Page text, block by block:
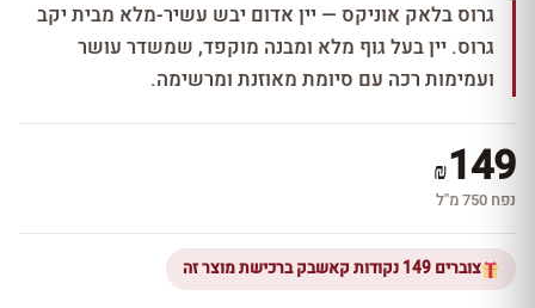
גרוס בלאק אוניקס — יין אדום יבש עשיר-מלא מבית יקב
גרוס. יין בעל גוף מלא ומבנה מוקפד, שמשדר עושר
ועמימות רכה עם סיומת מאוזנת ומרשימה.
₪149
נפח 750 מ''ל
צוברים 149 נקודות קאשבק ברכישת מוצר זה